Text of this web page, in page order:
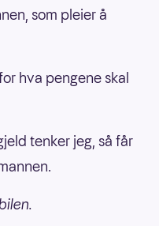
som pleier å
hva pengene skal
tenker jeg, så får